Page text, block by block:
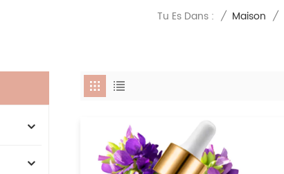
Tu Es Dans : / Maison /